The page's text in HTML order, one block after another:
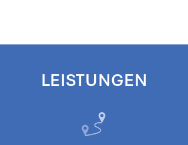
LEISTUNGEN